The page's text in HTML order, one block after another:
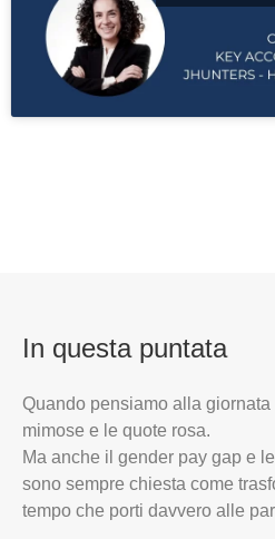
In questa puntata
Quando pensiamo alla
mimose e le quote rosa.
Ma anche il gender pay gap e
sono sempre chiesta come
tempo che porti davvero alle